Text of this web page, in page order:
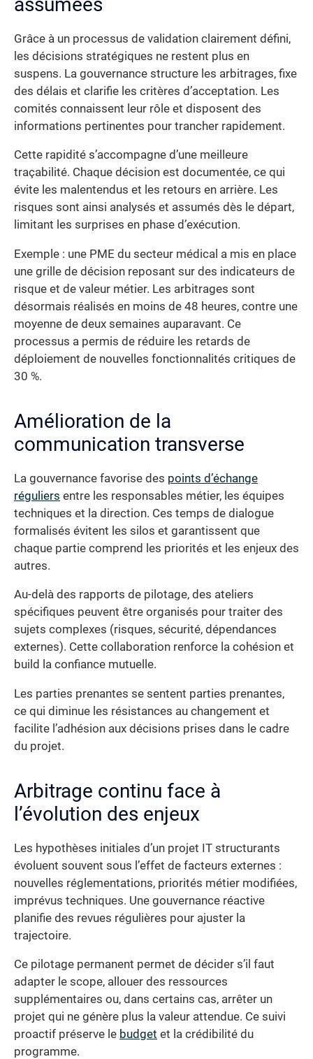
Grâce à un processus de validation clairement défini,
les décisions stratégiques ne restent plus en
suspens. La gouvernance structure les arbitrages, fixe
des délais et clarifie les critères d’acceptation. Les
comités connaissent leur rôle et disposent des
informations pertinentes pour trancher rapidement.
Cette rapidité s’accompagne d’une meilleure
traçabilité. Chaque décision est documentée, ce qui
évite les malentendus et les retours en arrière. Les
risques sont ainsi analysés et assumés dès le départ,
limitant les surprises en phase d’exécution.
Exemple : une PME du secteur médical a mis en place
une grille de décision reposant sur des indicateurs de
risque et de valeur métier. Les arbitrages sont
désormais réalisés en moins de 48 heures, contre une
moyenne de deux semaines auparavant. Ce
processus a permis de réduire les retards de
déploiement de nouvelles fonctionnalités critiques de
30 %.
Amélioration de la
communication transverse
La gouvernance favorise des points d’échange
réguliers entre les responsables métier, les équipes
techniques et la direction. Ces temps de dialogue
formalisés évitent les silos et garantissent que
chaque partie comprend les priorités et les enjeux des
autres.
Au-delà des rapports de pilotage, des ateliers
spécifiques peuvent être organisés pour traiter des
sujets complexes (risques, sécurité, dépendances
externes). Cette collaboration renforce la cohésion et
build la confiance mutuelle.
Les parties prenantes se sentent parties prenantes,
ce qui diminue les résistances au changement et
facilite l’adhésion aux décisions prises dans le cadre
du projet.
Arbitrage continu face à
l’évolution des enjeux
Les hypothèses initiales d’un projet IT structurants
évoluent souvent sous l’effet de facteurs externes :
nouvelles réglementations, priorités métier modifiées,
imprévus techniques. Une gouvernance réactive
planifie des revues régulières pour ajuster la
trajectoire.
Ce pilotage permanent permet de décider s’il faut
adapter le scope, allouer des ressources
supplémentaires ou, dans certains cas, arrêter un
projet qui ne génère plus la valeur attendue. Ce suivi
proactif préserve le budget et la crédibilité du
programme.